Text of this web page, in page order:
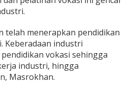
telah menerapkan pendidikan
Keberadaan industri
vokasi sehingga
industri, hingga
Masrokhan.